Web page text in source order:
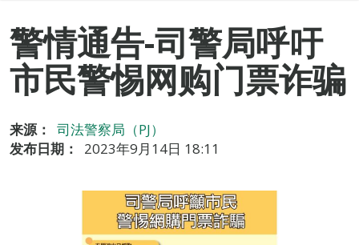
警情通告-司警局呼吁
市民警惕网购门票诈骗
来源：
司法警察局（PJ）
发布日期：
2023年9月14日 18:11